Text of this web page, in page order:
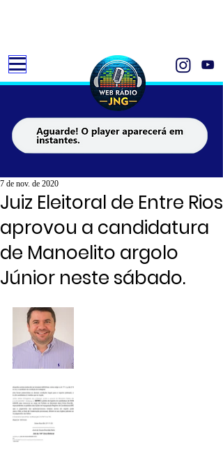
Juiz Eleitoral de Entre Rios
aprovou a candidatura
de Manoelito argolo
Júnior neste sábado.
7 de nov. de 2020